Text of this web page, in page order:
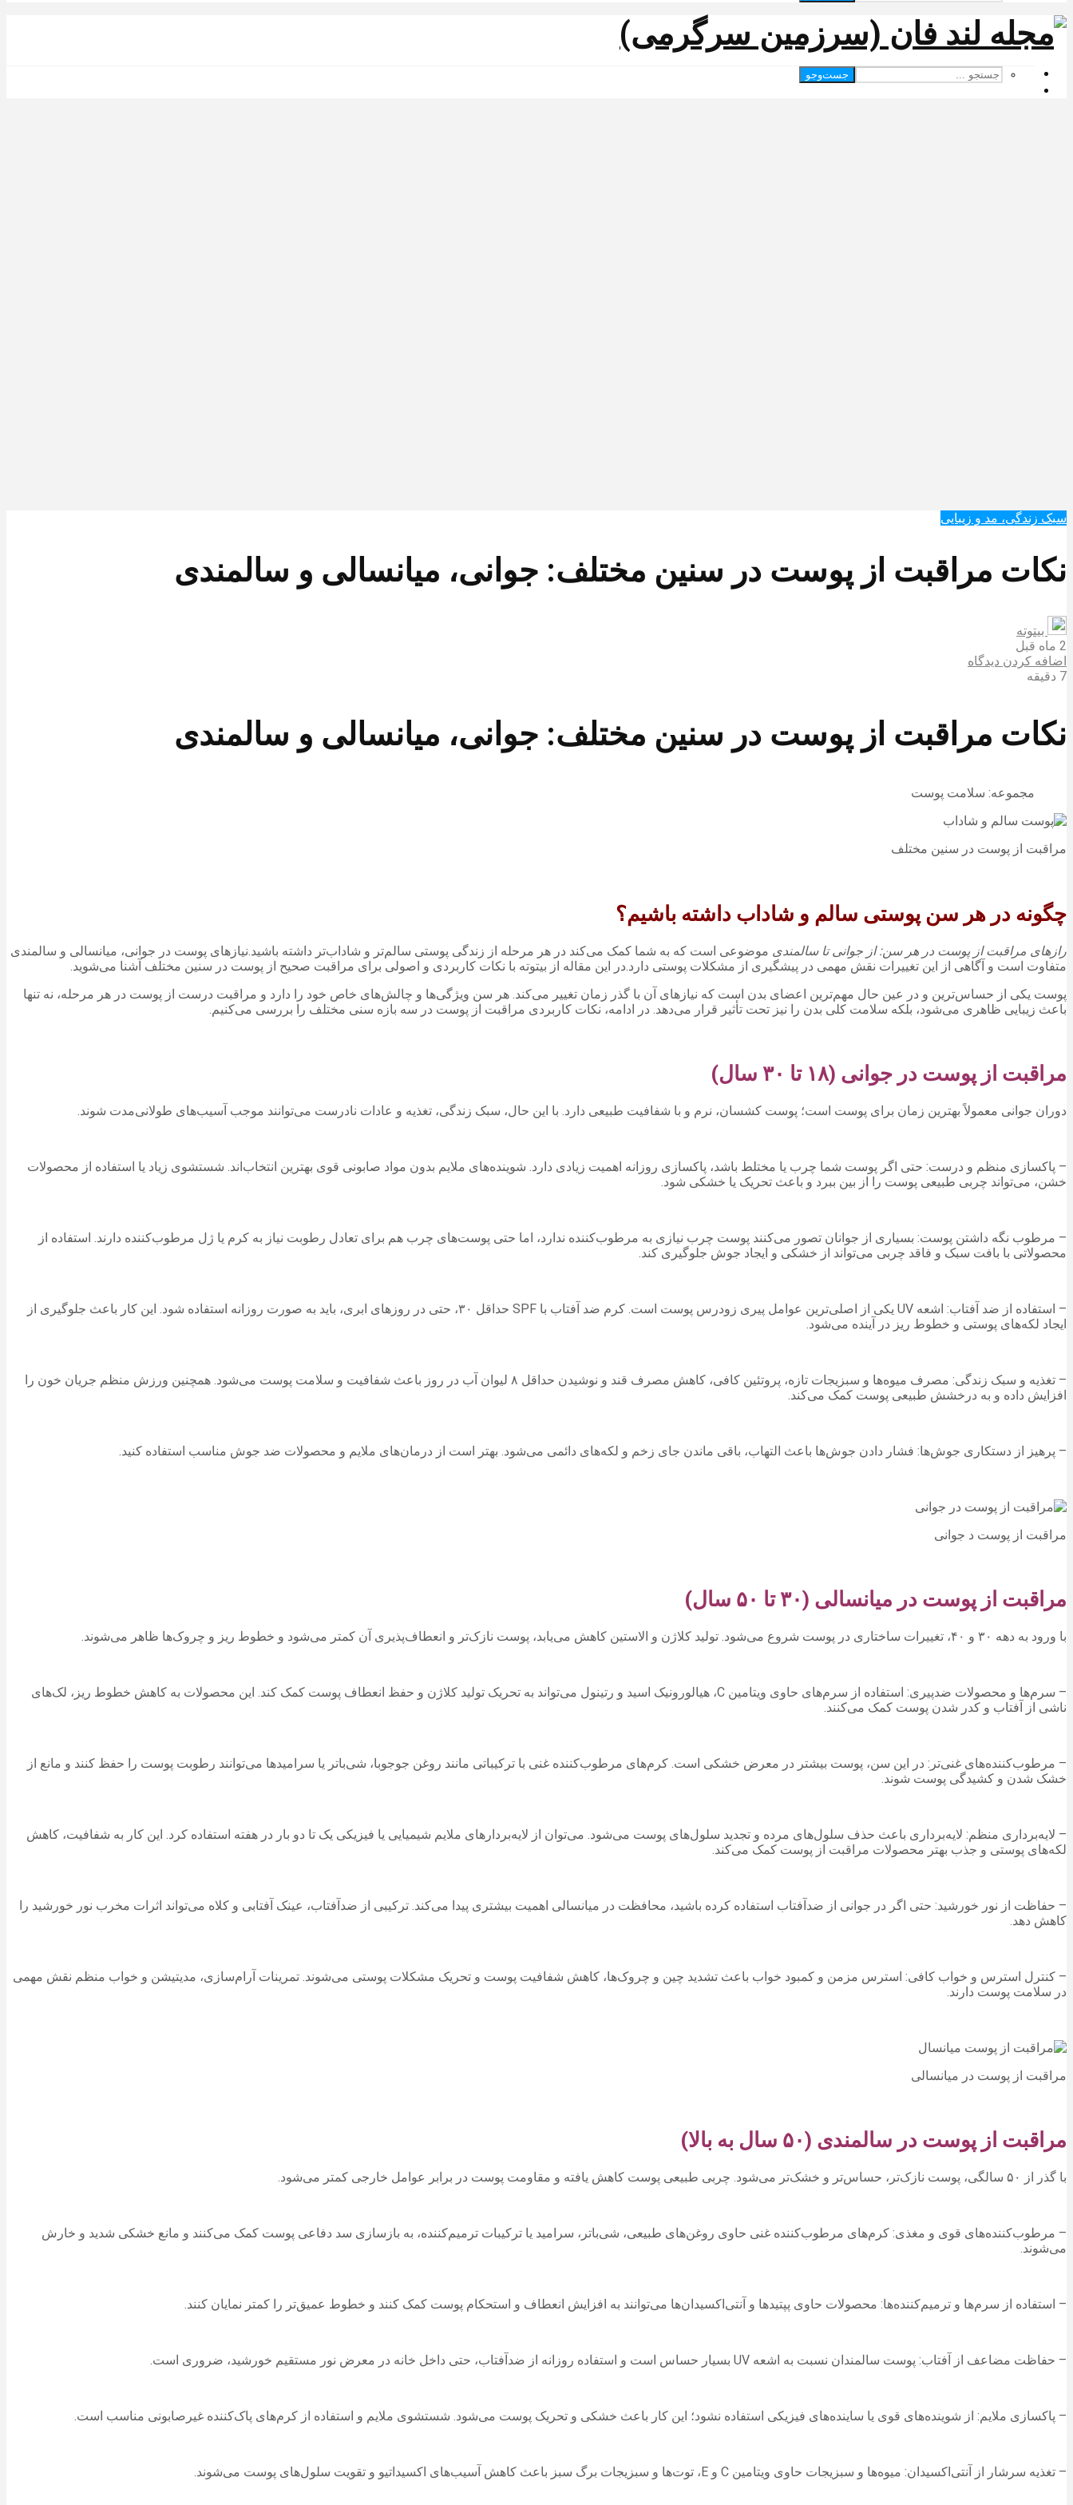
جست‌وجو
سبک زندگی، مد و زیبایی
نکات مراقبت از پوست در سنین مختلف: جوانی، میانسالی و سالمندی
بیتوته
2 ماه قبل
اضافه کردن دیدگاه
7 دقیقه
نکات مراقبت از پوست در سنین مختلف: جوانی، میانسالی و سالمندی
مجموعه: سلامت پوست
مراقبت از پوست در سنین مختلف
چگونه در هر سن پوستی سالم و شاداب داشته باشیم؟
رازهای مراقبت از پوست در هر سن: از جوانی تا سالمندی موضوعی است که به شما کمک می‌کند در هر مرحله از زندگی پوستی سالم‌تر و شاداب‌تر داشته باشید.نیازهای پوست در جوانی، میانسالی و سالمندی
متفاوت است و آگاهی از این تغییرات نقش مهمی در پیشگیری از مشکلات پوستی دارد.در این مقاله از بیتوته با نکات کاربردی و اصولی برای مراقبت صحیح از پوست در سنین مختلف آشنا می‌شوید.
پوست یکی از حساس‌ترین و در عین حال مهم‌ترین اعضای بدن است که نیازهای آن با گذر زمان تغییر می‌کند. هر سن ویژگی‌ها و چالش‌های خاص خود را دارد و مراقبت درست از پوست در هر مرحله، نه تنها
باعث زیبایی ظاهری می‌شود، بلکه سلامت کلی بدن را نیز تحت تأثیر قرار می‌دهد. در ادامه، نکات کاربردی مراقبت از پوست در سه بازه سنی مختلف را بررسی می‌کنیم.
مراقبت از پوست در جوانی (۱۸ تا ۳۰ سال)
دوران جوانی معمولاً بهترین زمان برای پوست است؛ پوست کشسان، نرم و با شفافیت طبیعی دارد. با این حال، سبک زندگی، تغذیه و عادات نادرست می‌توانند موجب آسیب‌های طولانی‌مدت شوند.
– پاکسازی منظم و درست: حتی اگر پوست شما چرب یا مختلط باشد، پاکسازی روزانه اهمیت زیادی دارد. شوینده‌های ملایم بدون مواد صابونی قوی بهترین انتخاب‌اند. شستشوی زیاد یا استفاده از محصولات
خشن، می‌تواند چربی طبیعی پوست را از بین ببرد و باعث تحریک یا خشکی شود.
– مرطوب نگه داشتن پوست: بسیاری از جوانان تصور می‌کنند پوست چرب نیازی به مرطوب‌کننده ندارد، اما حتی پوست‌های چرب هم برای تعادل رطوبت نیاز به کرم یا ژل مرطوب‌کننده دارند. استفاده از
محصولاتی با بافت سبک و فاقد چربی می‌تواند از خشکی و ایجاد جوش جلوگیری کند.
– استفاده از ضد آفتاب: اشعه UV یکی از اصلی‌ترین عوامل پیری زودرس پوست است. کرم ضد آفتاب با SPF حداقل ۳۰، حتی در روزهای ابری، باید به صورت روزانه استفاده شود. این کار باعث جلوگیری از
ایجاد لکه‌های پوستی و خطوط ریز در آینده می‌شود.
– تغذیه و سبک زندگی: مصرف میوه‌ها و سبزیجات تازه، پروتئین کافی، کاهش مصرف قند و نوشیدن حداقل ۸ لیوان آب در روز باعث شفافیت و سلامت پوست می‌شود. همچنین ورزش منظم جریان خون را
افزایش داده و به درخشش طبیعی پوست کمک می‌کند.
– پرهیز از دستکاری جوش‌ها: فشار دادن جوش‌ها باعث التهاب، باقی ماندن جای زخم و لکه‌های دائمی می‌شود. بهتر است از درمان‌های ملایم و محصولات ضد جوش مناسب استفاده کنید.
مراقبت از پوست د جوانی
مراقبت از پوست در میانسالی (۳۰ تا ۵۰ سال)
با ورود به دهه ۳۰ و ۴۰، تغییرات ساختاری در پوست شروع می‌شود. تولید کلاژن و الاستین کاهش می‌یابد، پوست نازک‌تر و انعطاف‌پذیری آن کمتر می‌شود و خطوط ریز و چروک‌ها ظاهر می‌شوند.
– سرم‌ها و محصولات ضدپیری: استفاده از سرم‌های حاوی ویتامین C، هیالورونیک اسید و رتینول می‌تواند به تحریک تولید کلاژن و حفظ انعطاف پوست کمک کند. این محصولات به کاهش خطوط ریز، لک‌های
ناشی از آفتاب و کدر شدن پوست کمک می‌کنند.
– مرطوب‌کننده‌های غنی‌تر: در این سن، پوست بیشتر در معرض خشکی است. کرم‌های مرطوب‌کننده غنی با ترکیباتی مانند روغن جوجوبا، شی‌باتر یا سرامیدها می‌توانند رطوبت پوست را حفظ کنند و مانع از
خشک شدن و کشیدگی پوست شوند.
– لایه‌برداری منظم: لایه‌برداری باعث حذف سلول‌های مرده و تجدید سلول‌های پوست می‌شود. می‌توان از لایه‌بردارهای ملایم شیمیایی یا فیزیکی یک تا دو بار در هفته استفاده کرد. این کار به شفافیت، کاهش
لکه‌های پوستی و جذب بهتر محصولات مراقبت از پوست کمک می‌کند.
– حفاظت از نور خورشید: حتی اگر در جوانی از ضدآفتاب استفاده کرده باشید، محافظت در میانسالی اهمیت بیشتری پیدا می‌کند. ترکیبی از ضدآفتاب، عینک آفتابی و کلاه می‌تواند اثرات مخرب نور خورشید را
کاهش دهد.
– کنترل استرس و خواب کافی: استرس مزمن و کمبود خواب باعث تشدید چین و چروک‌ها، کاهش شفافیت پوست و تحریک مشکلات پوستی می‌شوند. تمرینات آرام‌سازی، مدیتیشن و خواب منظم نقش مهمی
در سلامت پوست دارند.
مراقبت از پوست در میانسالی
مراقبت از پوست در سالمندی (۵۰ سال به بالا)
با گذر از ۵۰ سالگی، پوست نازک‌تر، حساس‌تر و خشک‌تر می‌شود. چربی طبیعی پوست کاهش یافته و مقاومت پوست در برابر عوامل خارجی کمتر می‌شود.
– مرطوب‌کننده‌های قوی و مغذی: کرم‌های مرطوب‌کننده غنی حاوی روغن‌های طبیعی، شی‌باتر، سرامید یا ترکیبات ترمیم‌کننده، به بازسازی سد دفاعی پوست کمک می‌کنند و مانع خشکی شدید و خارش
می‌شوند.
– استفاده از سرم‌ها و ترمیم‌کننده‌ها: محصولات حاوی پپتیدها و آنتی‌اکسیدان‌ها می‌توانند به افزایش انعطاف و استحکام پوست کمک کنند و خطوط عمیق‌تر را کمتر نمایان کنند.
– حفاظت مضاعف از آفتاب: پوست سالمندان نسبت به اشعه UV بسیار حساس است و استفاده روزانه از ضدآفتاب، حتی داخل خانه در معرض نور مستقیم خورشید، ضروری است.
– پاکسازی ملایم: از شوینده‌های قوی یا ساینده‌های فیزیکی استفاده نشود؛ این کار باعث خشکی و تحریک پوست می‌شود. شستشوی ملایم و استفاده از کرم‌های پاک‌کننده غیرصابونی مناسب است.
– تغذیه سرشار از آنتی‌اکسیدان: میوه‌ها و سبزیجات حاوی ویتامین C و E، توت‌ها و سبزیجات برگ سبز باعث کاهش آسیب‌های اکسیداتیو و تقویت سلول‌های پوست می‌شوند.